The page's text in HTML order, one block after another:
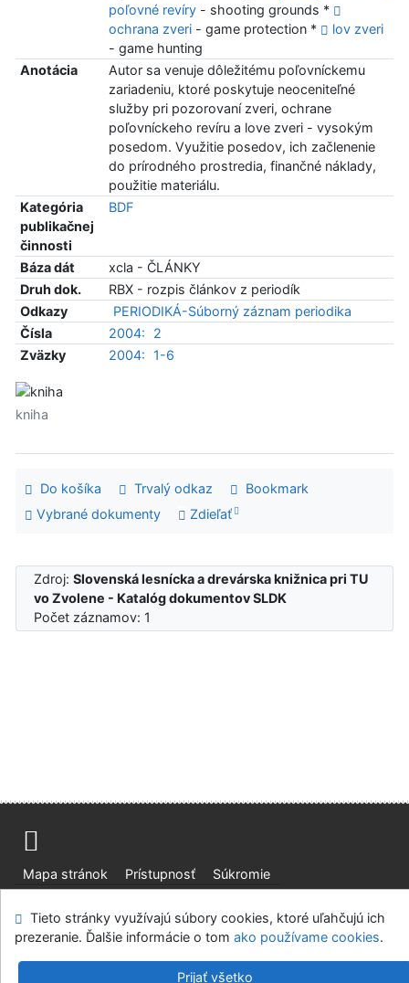
poľovné revíry- shooting grounds *
ochrana zveri- game protection *
lov zveri
- game hunting
Anotácia
Autor sa venuje dôležitému poľovníckemu
zariadeniu, ktoré poskytuje neoceniteľné
služby pri pozorovaní zveri, ochrane
poľovníckeho revíru a love zveri - vysokým
posedom. Využitie posedov, ich začlenenie
do prírodného prostredia, finančné náklady,
použitie materiálu.
Kategória
publikačnej
činnosti
BDF
Báza dát
xcla - ČLÁNKY
Druh dok.
RBX - rozpis článkov z periodík
Odkazy
PERIODIKÁ-Súborný záznam periodika
Čísla
2004:
2
Zväzky
2004: 1-6
kniha
Do košíka Trvalý odkaz
Bookmark
Vybrané dokumenty
Zdieľať
Zdroj:Slovenská lesnícka a drevárska knižnica pri TU
vo Zvolene - Katalóg dokumentov SLDK
Počet záznamov: 1
Mapa stránok Prístupnosť
Súkromie
Slovenská lesnícka a drevárska knižnica pri Technickej
univerzite vo Zvolene
Tieto stránky využívajú súbory cookies, ktoré uľahčujú ich
prezeranie. Ďalšie informácie o tom ako používame cookies.
Prijať všetko